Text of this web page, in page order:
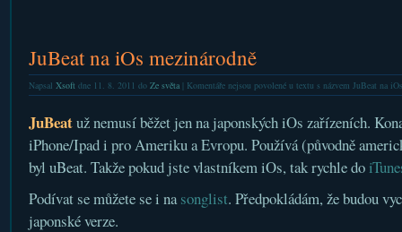
JuBeat na iOs mezinárodně
Napsal Xsoftdne 11. 8. 2011 do Ze světa| Komentáře nejsou povolenéu textu s názvem JuBeat na
JuBeatuž nemusí běžet jen na japonských iOs zařízeních.
iPhone/Ipad i pro Ameriku a Evropu. Používá (původně
byl uBeat. Takže pokud jste vlastníkem iOs, tak rychle do
Podívat se můžete se i nasonglist. Předpokládám, že budou
japonské verze.